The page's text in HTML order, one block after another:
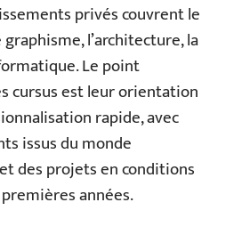
privés couvrent le
l’architecture, la
Le point
cursus est leur orientation
rapide, avec
issus du monde
des projets en conditions
années.